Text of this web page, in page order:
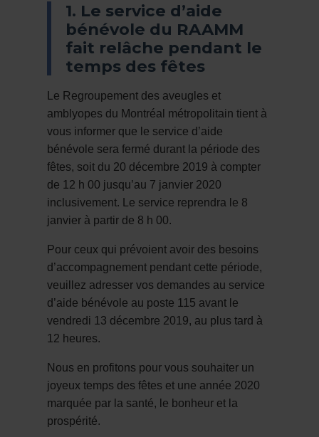
1. Le service d’aide
bénévole du RAAMM
fait relâche pendant le
temps des fêtes
Le Regroupement des aveugles et
amblyopes du Montréal métropolitain tient à
vous informer que le service d’aide
bénévole sera fermé durant la période des
fêtes, soit du 20 décembre 2019 à compter
de 12 h 00 jusqu’au 7 janvier 2020
inclusivement. Le service reprendra le 8
janvier à partir de 8 h 00.
Pour ceux qui prévoient avoir des besoins
d’accompagnement pendant cette période,
veuillez adresser vos demandes au service
d’aide bénévole au poste 115 avant le
vendredi 13 décembre 2019, au plus tard à
12 heures.
Nous en profitons pour vous souhaiter un
joyeux temps des fêtes et une année 2020
marquée par la santé, le bonheur et la
prospérité.